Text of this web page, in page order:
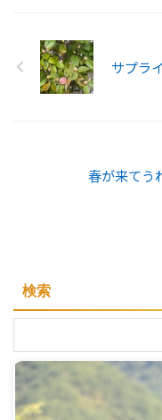
サプラ
春が来てう
検索